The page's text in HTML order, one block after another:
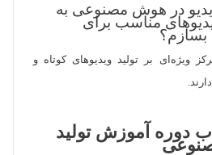
ویدیو در هوش مصنوعی به
مناسب برای
ویژه‌ای بر تولید ویدیوهای کوتاه و
دوره آموزش تولید